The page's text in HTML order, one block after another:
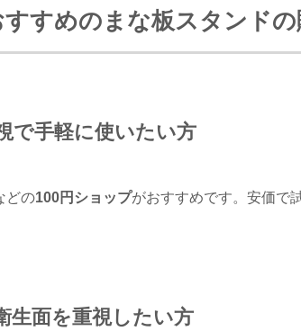
すすめのまな板スタンドの
で手軽に使いたい方
どの100円ショップがおすすめです。安価で
生面を重視したい方